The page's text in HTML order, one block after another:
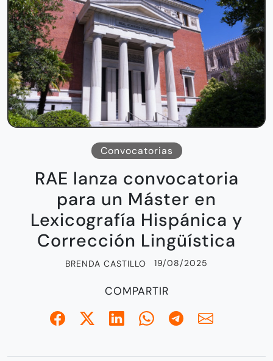
Convocatorias
RAE lanza convocatoria
para un Máster en
Lexicografía Hispánica y
Corrección Lingüística
BRENDA CASTILLO 19/08/2025
COMPARTIR